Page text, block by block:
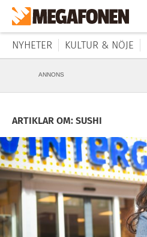
NYHETER KULTUR & NÖJE
ANNONS
ARTIKLAR OM: SUSHI